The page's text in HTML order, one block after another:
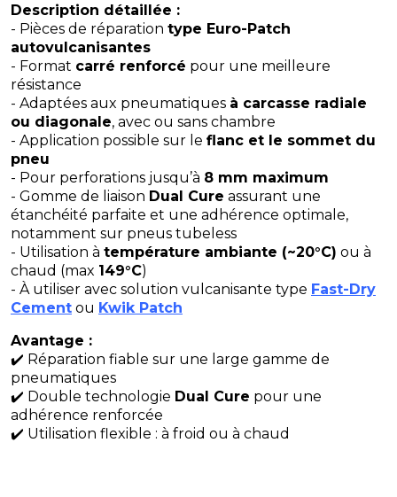
Description détaillée :
- Pièces de réparation type Euro-Patch
autovulcanisantes
- Format carré renforcé pour une meilleure
résistance
- Adaptées aux pneumatiques à carcasse radiale
ou diagonale, avec ou sans chambre
- Application possible sur le flanc et le sommet du
pneu
- Pour perforations jusqu’à 8 mm maximum
- Gomme de liaison Dual Cure assurant une
étanchéité parfaite et une adhérence optimale,
notamment sur pneus tubeless
- Utilisation à température ambiante (~20°C) ou à
chaud (max 149°C)
- À utiliser avec solution vulcanisante type Fast-Dry
Cement ou Kwik Patch
Avantage :
✔️ Réparation fiable sur une large gamme de
pneumatiques
✔️ Double technologie Dual Cure pour une
adhérence renforcée
✔️ Utilisation flexible : à froid ou à chaud